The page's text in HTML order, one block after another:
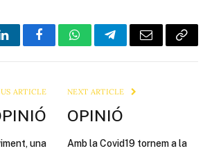
LinkedInFacebookWhatsAppTelegramEmail Copy
ARTICLE
una
NEXT ARTICLE
OPINIÓ
Amb la Covid19 tornem a la